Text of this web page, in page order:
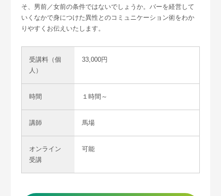
そ、男前／女前の条件ではないでしょうか。バーを経営して
いくなかで身につけた異性とのコミュニケーション術をわか
りやすくお伝えいたします。
受講料（個
人）
33,000円
時間 １時間～
講師 馬場
オンライン
受講
可能